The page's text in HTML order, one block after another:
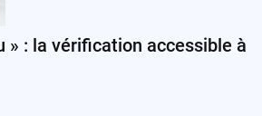
» : la vérification accessible à